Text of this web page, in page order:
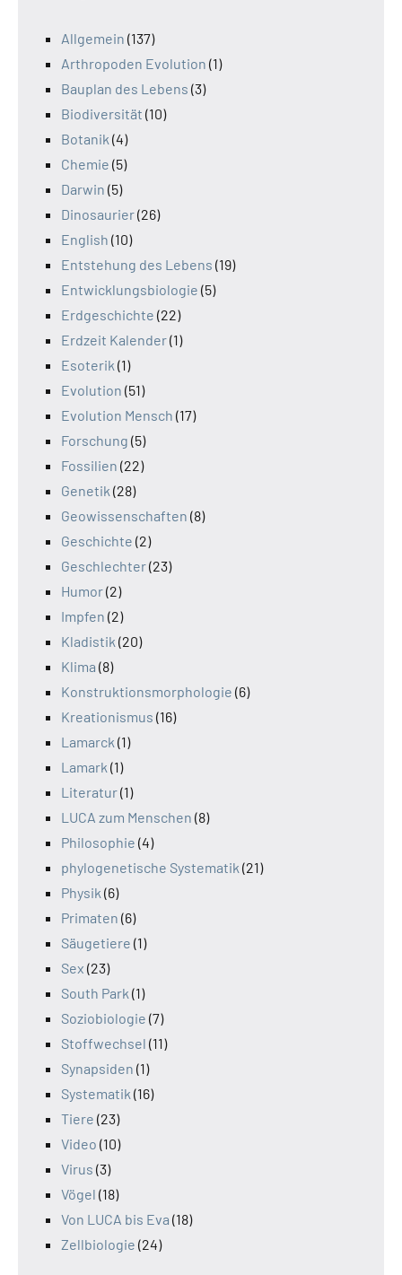
Allgemein (137)
Arthropoden Evolution (1)
Bauplan des Lebens (3)
Biodiversität (10)
Botanik (4)
Chemie (5)
Darwin (5)
Dinosaurier(26)
English (10)
Entstehung des Lebens (19)
Entwicklungsbiologie (5)
Erdgeschichte (22)
Erdzeit Kalender(1)
Esoterik (1)
Evolution (51)
Evolution Mensch (17)
Forschung (5)
Fossilien (22)
Genetik (28)
Geowissenschaften (8)
Geschichte (2)
Geschlechter(23)
Humor(2)
Impfen (2)
Kladistik (20)
Klima (8)
Konstruktionsmorphologie (6)
Kreationismus (16)
Lamarck (1)
Lamark (1)
Literatur(1)
LUCA zum Menschen (8)
Philosophie (4)
phylogenetische Systematik (21)
Physik (6)
Primaten (6)
Säugetiere (1)
Sex (23)
South Park (1)
Soziobiologie (7)
Stoffwechsel (11)
Synapsiden (1)
Systematik (16)
Tiere (23)
Video (10)
Virus (3)
Vögel (18)
Von LUCA bis Eva (18)
Zellbiologie (24)